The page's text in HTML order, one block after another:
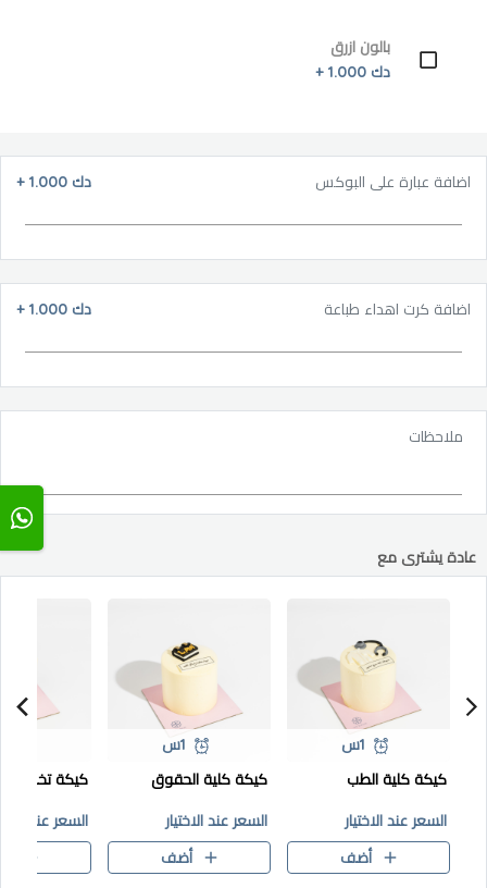
بالون ازرق
دك 1.000 +
اضافة عبارة على البوكس + دك 1.000
اضافة كرت اهداء طباعة + دك 1.000
ملاحظات
عادة يشترى مع
1س
كيكة كلية الطب
السعر عند الاختيار
أضف
1س
كيكة كلية الحقوق
السعر عند الاختيار
أضف
كيكة تخصص IT
السعر عند